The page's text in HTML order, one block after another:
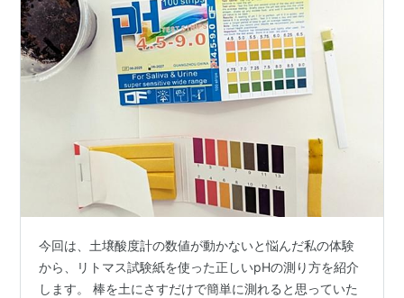
今回は、土壌酸度計の数値が動かないと悩んだ私の体験
から、リトマス試験紙を使った正しいpHの測り方を紹介
します。 棒を土にさすだけで簡単に測れると思っていた